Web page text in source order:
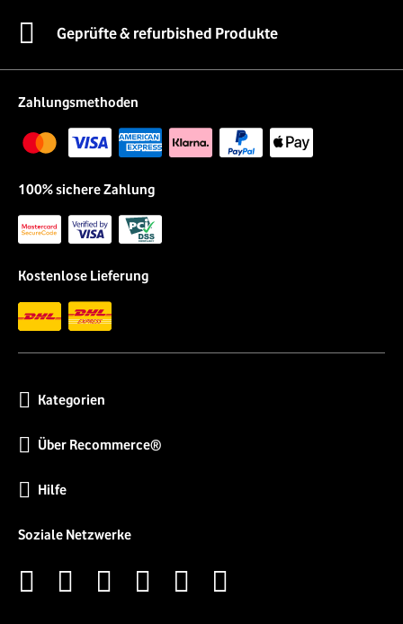
Geprüfte & refurbished Produkte
Zahlungsmethoden
100% sichere Zahlung
Kostenlose Lieferung
Kategorien
Über Recommerce®
Hilfe
Soziale Netzwerke